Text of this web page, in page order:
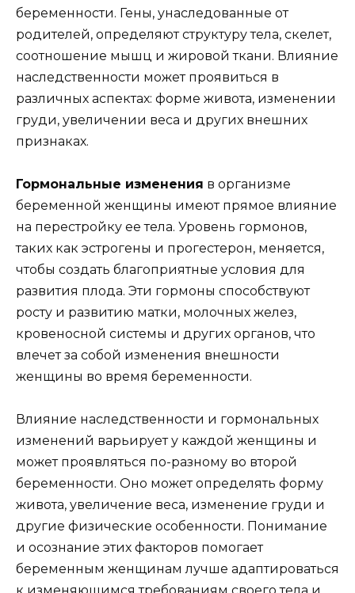
беременности. Гены, унаследованные от
родителей, определяют структуру тела, скелет,
соотношение мышц и жировой ткани. Влияние
наследственности может проявиться в
различных аспектах: форме живота, изменении
груди, увеличении веса и других внешних
признаках.
Гормональные изменения в организме
беременной женщины имеют прямое влияние
на перестройку ее тела. Уровень гормонов,
таких как эстрогены и прогестерон, меняется,
чтобы создать благоприятные условия для
развития плода. Эти гормоны способствуют
росту и развитию матки, молочных желез,
кровеносной системы и других органов, что
влечет за собой изменения внешности
женщины во время беременности.
Влияние наследственности и гормональных
изменений варьирует у каждой женщины и
может проявляться по-разному во второй
беременности. Оно может определять форму
живота, увеличение веса, изменение груди и
другие физические особенности. Понимание
и осознание этих факторов помогает
беременным женщинам лучше адаптироваться